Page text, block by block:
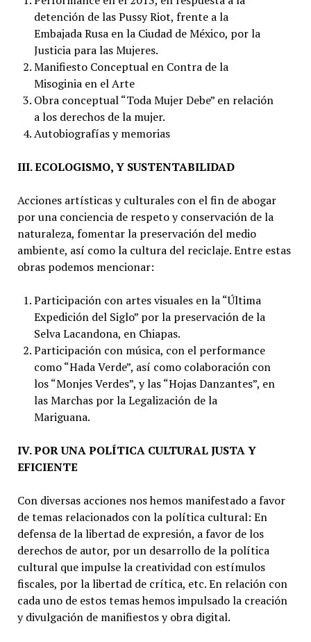
detención de las Pussy Riot, frente a la
Embajada Rusa en la Ciudad de México, por la
Justicia para las Mujeres.
Manifiesto Conceptual en Contra de la
Misoginia en el Arte
Obra conceptual “Toda Mujer Debe” en relación
a los derechos de la mujer.
Autobiografías y memorias
III. ECOLOGISMO, Y SUSTENTABILIDAD
Acciones artísticas y culturales con el fin de abogar
por una conciencia de respeto y conservación de la
naturaleza, fomentar la preservación del medio
ambiente, así como la cultura del reciclaje. Entre estas
obras podemos mencionar:
Participación con artes visuales en la “Última
Expedición del Siglo” por la preservación de la
Selva Lacandona, en Chiapas.
Participación con música, con el performance
como “Hada Verde”, así como colaboración con
los “Monjes Verdes”, y las “Hojas Danzantes”, en
las Marchas por la Legalización de la
Mariguana.
IV. POR UNA POLÍTICA CULTURAL JUSTA Y
EFICIENTE
Con diversas acciones nos hemos manifestado a favor
de temas relacionados con la política cultural: En
defensa de la libertad de expresión, a favor de los
derechos de autor, por un desarrollo de la política
cultural que impulse la creatividad con estímulos
fiscales, por la libertad de crítica, etc. En relación con
cada uno de estos temas hemos impulsado la creación
y divulgación de manifiestos y obra digital.